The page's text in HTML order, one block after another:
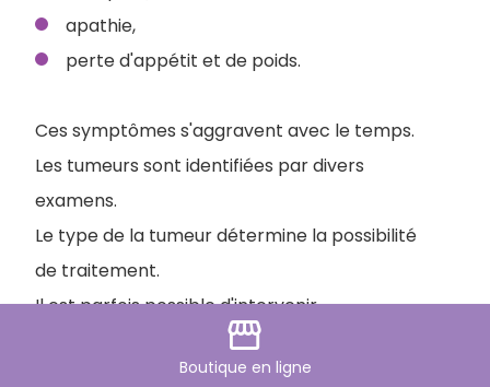
apathie,
perte d'appétit et de poids.
Ces symptômes s'aggravent avec le temps.
Les tumeurs sont identifiées par divers
examens.
Le type de la tumeur détermine la possibilité
de traitement.
Il est parfois possible d'intervenir
Cela dépend du type de la tumeur, de sa
storefront
Boutique en ligne